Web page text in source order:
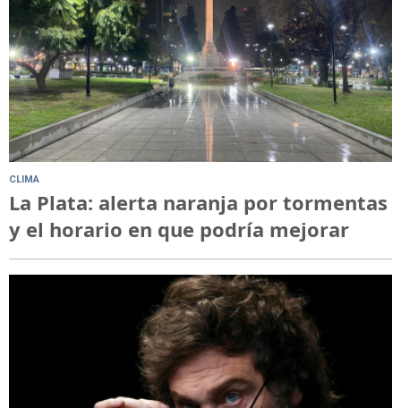
CLIMA
La Plata: alerta naranja por tormentas
y el horario en que podría mejorar